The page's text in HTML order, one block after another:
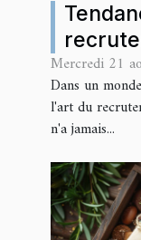
Mercredi 21
Dans un
l'art du
n'a jamais...